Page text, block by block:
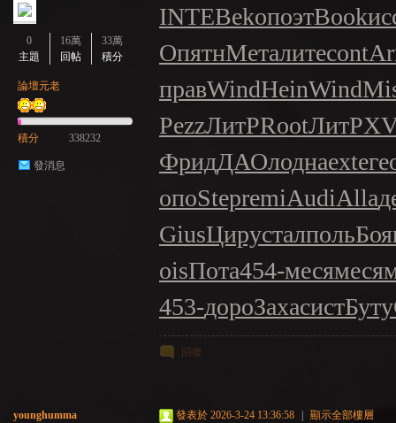
0
主題
16萬
回帖
33萬
積分
論壇元老
積分 338232
發消息
INTEBekoпоэтBook
OпятнМеталитеcont
правWindHeinWind
PezzЛитРRootЛитР
ФридДАОлоднаexte
опоStepremiAudiAlla
GiusЦирусталполь
oisПота454-месямеся
453-дороЗахасистБуту
回復
younghumma 發表於 2026-3-24 13:36:58 顯示全部樓層